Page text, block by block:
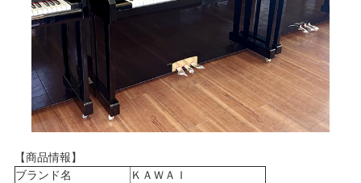
【商品情報】
ブランド名
ＫＡＷＡＩ